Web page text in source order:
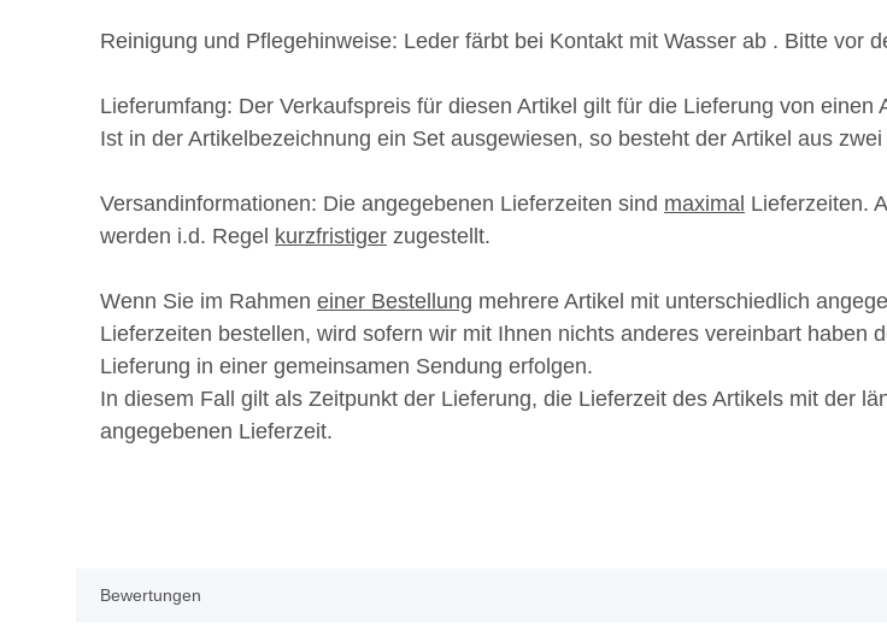
Reinigung und Pflegehinweise: Leder färbt bei Kontakt mit Wasser ab . Bitte vor
Lieferumfang: Der Verkaufspreis für diesen Artikel gilt für die Lieferung von einen
Ist in der Artikelbezeichnung ein Set ausgewiesen, so besteht der Artikel aus
Versandinformationen: Die angegebenen Lieferzeiten sind maximal Lieferzeiten.
werden i.d. Regel kurzfristiger zugestellt.
Wenn Sie im Rahmen einer Bestellung mehrere Artikel mit unterschiedlich
Lieferzeiten bestellen, wird sofern wir mit Ihnen nichts anderes vereinbart haben
Lieferung in einer gemeinsamen Sendung erfolgen.
In diesem Fall gilt als Zeitpunkt der Lieferung, die Lieferzeit des Artikels mit der
angegebenen Lieferzeit.
Bewertungen